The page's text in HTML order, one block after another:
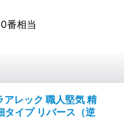
番相当
レック 職人堅気 精
タイプ リバース（逆